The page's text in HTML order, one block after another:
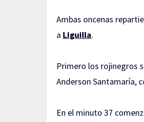
Ambas oncenas
a Liguilla.
Primero los rojinegros
Anderson Santamaría,
En el minuto 37